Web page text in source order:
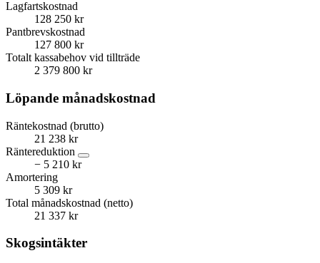
Lagfartskostnad
128 250 kr
Pantbrevskostnad
127 800 kr
Totalt kassabehov vid tillträde
2 379 800 kr
Löpande månadskostnad
Räntekostnad (brutto)
21 238 kr
Räntereduktion
− 5 210 kr
Amortering
5 309 kr
Total månadskostnad (netto)
21 337 kr
Skogsintäkter